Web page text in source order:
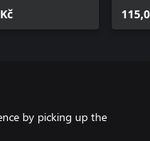
by picking up the